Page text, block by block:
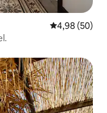
4,98 de uma
4,98 (50)